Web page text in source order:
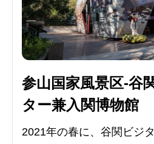
参山国家風景区-谷
ター兼入関博物館
2021年の春に、谷関ビジ